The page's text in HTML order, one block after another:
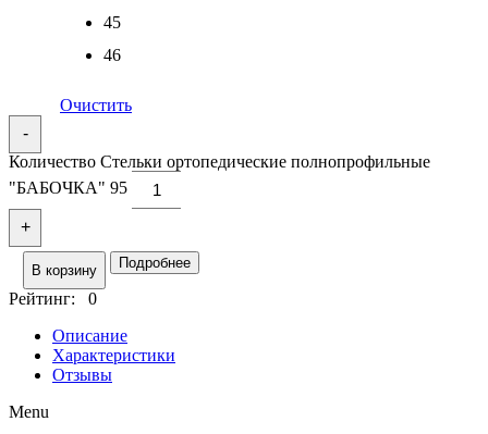
45
46
Очистить
-
Количество Стельки ортопедические полнопрофильные
"БАБОЧКА" 95
+
В корзину Подробнее
Рейтинг: 0
Описание
Характеристики
Отзывы
Menu